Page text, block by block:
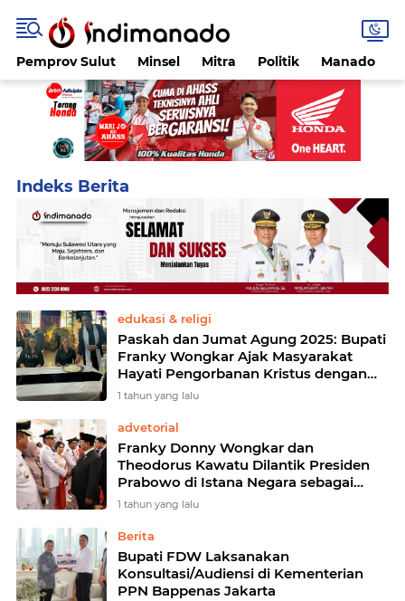
Pemprov Sulut Minsel Mitra Politik Manado
edukasi & religi
Paskah dan Jumat Agung 2025: Bupati
Franky Wongkar Ajak Masyarakat
Hayati Pengorbanan Kristus dengan
Hidup Melayani
1 tahun yang lalu
advetorial
Franky Donny Wongkar dan
Theodorus Kawatu Dilantik Presiden
Prabowo di Istana Negara sebagai
Bupati dan Wakil Bupati Minahasa
1 tahun yang lalu
Berita
Bupati FDW Laksanakan
Konsultasi/Audiensi di Kementerian
PPN Bappenas Jakarta